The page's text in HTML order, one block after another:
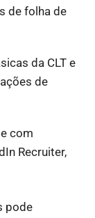
de folha de
da CLT e
de
com
Recruiter,
pode